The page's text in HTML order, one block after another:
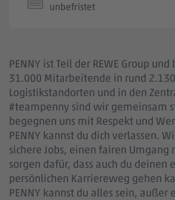
unbefristet
PENNY ist Teil der REWE Group
31.000 Mitarbeitende in rund
Logistikstandorten und in den
#teampenny sind wir gemeinsam
begegnen uns mit Respekt und
PENNY kannst du dich verlassen.
sichere Jobs, einen fairen
sorgen dafür, dass auch du deinen
persönlichen Karriereweg gehen
PENNY kannst du alles sein, außer